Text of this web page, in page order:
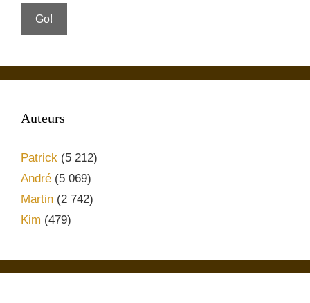
Auteurs
Patrick (5 212)
André (5 069)
Martin (2 742)
Kim (479)